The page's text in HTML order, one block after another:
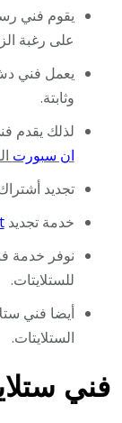
يقوم فني
على رغبة
يعمل فني
وثابتة.
لذلك يقدم
ان سبورت
تجديد
خدمة تجديد
نوفر خدمة
للستلايتات.
أيضا فني
الستلايتات.
فني